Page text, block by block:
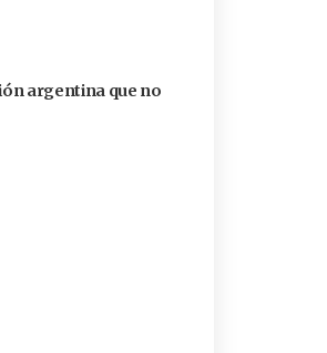
argentina que no